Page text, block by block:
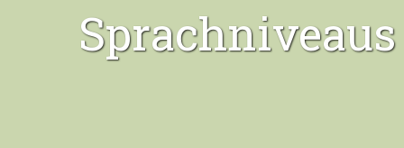
Sprachniveaus